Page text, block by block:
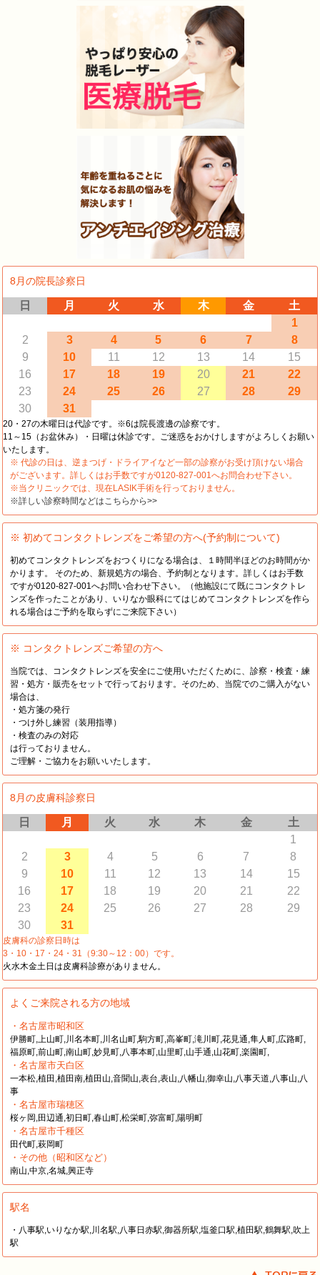
8月の院長診察日
日 月 火 水 木 金
土
1
2
3 4 5 6 7
8
9
10 11 12 13 14
15
16
17 18 19 20 21
22
23
24 25 26 27 28
29
30
31
20・27の木曜日は代診です。※6は院長渡邊の診察です。
11～15（お盆休み）・日曜は休診です。ご迷惑をおかけしますがよろしくお願い
いたします。
※ 代診の日は、逆まつげ・ドライアイなど一部の診察がお受け頂けない場合
がございます。詳しくはお手数ですが0120-827-001へお問合わせ下さい。
※当クリニックでは、現在LASIK手術を行っておりません。
※詳しい診察時間などはこちらから>>
※ 初めてコンタクトレンズをご希望の方へ(予約制について)
初めてコンタクトレンズをおつくりになる場合は、１時間半ほどのお時間がか
かります。 そのため、新規処方の場合、予約制となります。詳しくはお手数
ですが0120-827-001へお問い合わせ下さい。（他施設にて既にコンタクトレ
ンズを作ったことがあり、いりなか眼科にてはじめてコンタクトレンズを作ら
れる場合はご予約を取らずにご来院下さい）
※ コンタクトレンズご希望の方へ
当院では、コンタクトレンズを安全にご使用いただくために、診察・検査・練
習・処方・販売をセットで行っております。そのため、当院でのご購入がない
場合は、
・処方箋の発行
・つけ外し練習（装用指導）
・検査のみの対応
は行っておりません。
ご理解・ご協力をお願いいたします。
8月の皮膚科診察日
日 月 火 水 木 金
土
1
2
3 4 5 6 7
8
9
10 11 12 13 14
15
16
17 18 19 20 21
22
23
24 25 26 27 28
29
30
31
皮膚科の診察日時は
3・10・17・24・31（9:30～12：00）です。
火水木金土日は皮膚科診療がありません。
よくご来院される方の地域
・名古屋市昭和区
伊勝町,上山町,川名本町,川名山町,駒方町,高峯町,滝川町,花見通,隼人町,広路町,
福原町,前山町,南山町,妙見町,八事本町,山里町,山手通,山花町,楽園町,
・名古屋市天白区
一本松,植田,植田南,植田山,音聞山,表台,表山,八幡山,御幸山,八事天道,八事山,八
事
・名古屋市瑞穂区
桜ヶ岡,田辺通,初日町,春山町,松栄町,弥富町,陽明町
・名古屋市千種区
田代町,萩岡町
・その他（昭和区など）
南山,中京,名城,興正寺
駅名
・八事駅,いりなか駅,川名駅,八事日赤駅,御器所駅,塩釜口駅,植田駅,鶴舞駅,吹上
駅